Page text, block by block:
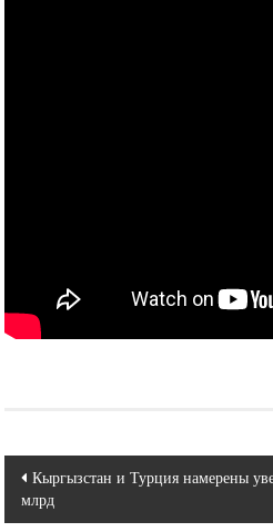
Навигация
по
Кыргызстан и Турция намерены
млрд